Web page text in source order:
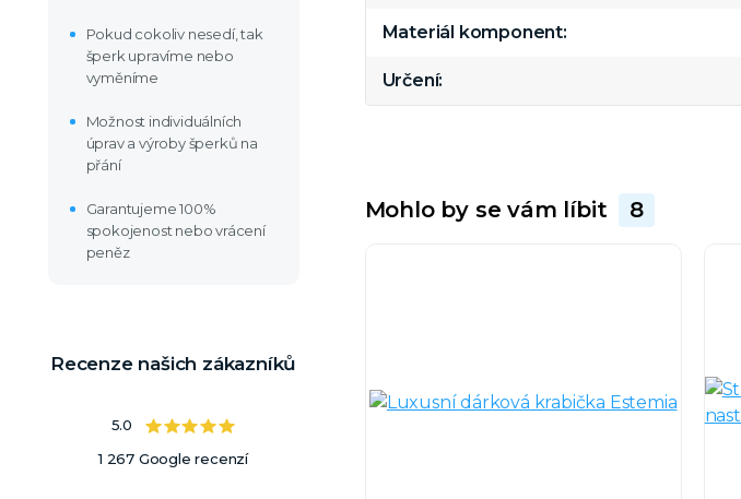
Pokud cokoliv nesedí, tak
šperk upravíme nebo
vyměníme
Možnost individuálních
úprav a výroby šperků na
přání
Garantujeme 100%
spokojenost nebo vrácení
peněz
Recenze našich zákazníků
5.0
1 267 Google recenzí
Materiál komponent
Určení
Mohlo by se vám líbit 8